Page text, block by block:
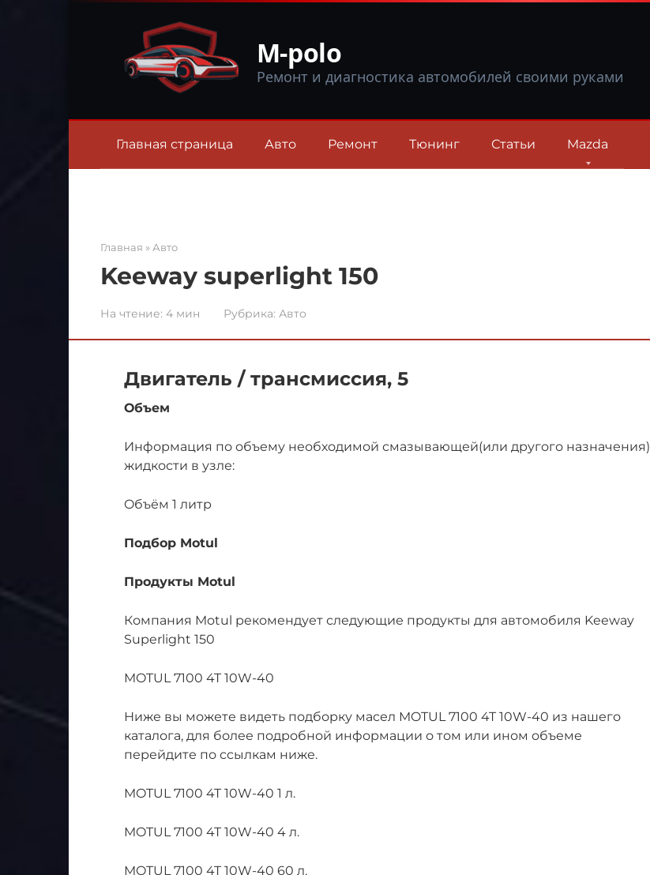
M-polo
Ремонт и диагностика автомобилей своими руками
Главная страница Авто Ремонт Тюнинг Статьи Mazda
Главная » Авто
Keeway superlight 150
На чтение: 4 мин Рубрика: Авто
Двигатель / трансмиссия, 5
Объем
Информация по объему необходимой смазывающей(или другого назначения)
жидкости в узле:
Oбъём 1 литр
Подбор Motul
Продукты Motul
Компания Motul рекомендует следующие продукты для автомобиля Keeway
Superlight 150
MOTUL 7100 4T 10W-40
Ниже вы можете видеть подборку масел MOTUL 7100 4T 10W-40 из нашего
каталога, для более подробной информации о том или ином объеме
перейдите по ссылкам ниже.
MOTUL 7100 4T 10W-40 1 л.
MOTUL 7100 4T 10W-40 4 л.
MOTUL 7100 4T 10W-40 60 л.